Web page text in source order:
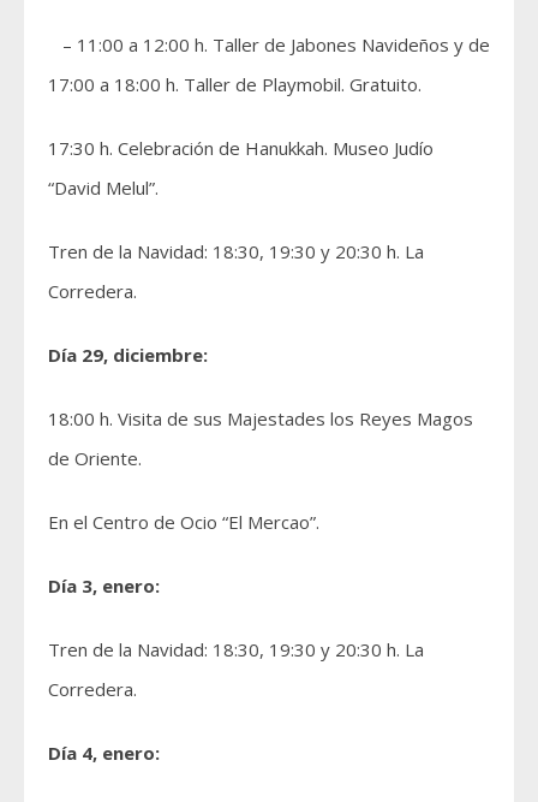
– 11:00 a 12:00 h. Taller de Jabones Navideños y de
17:00 a 18:00 h. Taller de Playmobil. Gratuito.
17:30 h. Celebración de Hanukkah. Museo Judío
“David Melul”.
Tren de la Navidad: 18:30, 19:30 y 20:30 h. La
Corredera.
Día 29, diciembre:
18:00 h. Visita de sus Majestades los Reyes Magos
de Oriente.
En el Centro de Ocio “El Mercao”.
Día 3, enero:
Tren de la Navidad: 18:30, 19:30 y 20:30 h. La
Corredera.
Día 4, enero: